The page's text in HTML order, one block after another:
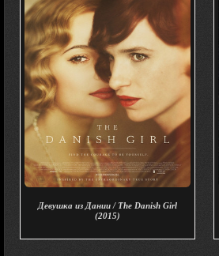
Девушка из Дании / The Danish Girl
(2015)